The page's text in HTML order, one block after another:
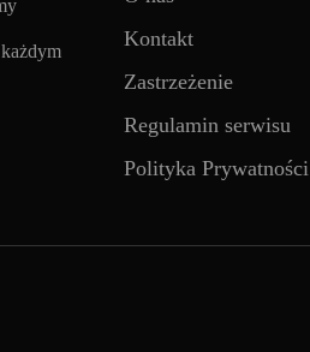
Kontakt
Zastrzeżenie
Regulamin serwisu
Polityka Prywatności